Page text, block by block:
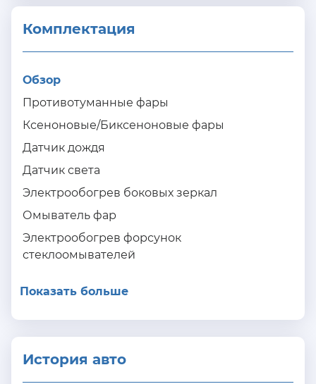
Комплектация
Обзор
Противотуманные фары
Ксеноновые/Биксеноновые фары
Датчик дождя
Датчик света
Электрообогрев боковых зеркал
Омыватель фар
Электрообогрев форсунок
стеклоомывателей
Показать больше
История авто